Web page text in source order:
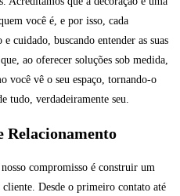
você é, e por isso, cada
cuidado, buscando entender as suas
ao oferecer soluções sob medida,
você vê o seu espaço, tornando-o
tudo, verdadeiramente seu.
Relacionamento
compromisso é construir um
Desde o primeiro contato até